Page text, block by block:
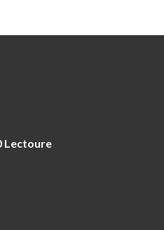
Lectoure